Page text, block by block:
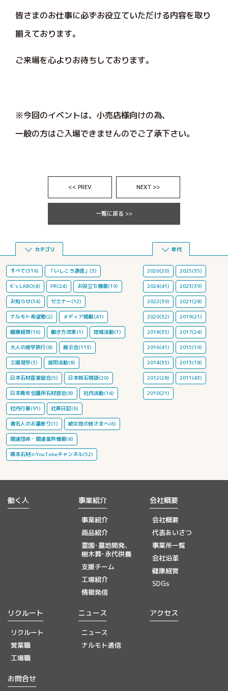
皆さまのお仕事に必ずお役立ていただける内容を取り
揃えております。
ご来場を心よりお待ちしております。
※今回のイベントは、小売店様向けの為、
一般の方はご入場できませんのでご了承下さい。
<< PREV NEXT >>
一覧に戻る >>
カテゴリ
すべて(519) 「いしころ通信」(3)
K's LABO(4) PR(24) お役立ち情報(19)
お知らせ(54) セミナー(12)
ナルモト希望塾(2) メディア掲載(41)
健康経営(16) 働き方改革(1) 地域活動(1)
大人の修学旅行(8) 展示会(113)
工場見学(3) 採用活動(8)
日本石材産業協会(5) 日本銘石物語(20)
日本青年会議所石材部会(8) 社内活動(14)
社内行事(91) 社員日記(6)
著名人のお墓参り(1) 被災地の皆さまへ(6)
関連団体・関連業界情報(8)
鳴本石材㈱YouTubeチャンネル(52)
年代
2026(20) 2025(35)
2024(41) 2023(39)
2022(39) 2021(28)
2020(32) 2019(21)
2018(35) 2017(24)
2016(41) 2015(19)
2014(35) 2013(18)
2012(28) 2011(43)
2010(21)
働く人 事業紹介
事業紹介
商品紹介
霊園･墓地開発、
樹木葬･永代供養
支援チーム
工場紹介
情報発信
会社概要
会社概要
代表あいさつ
事業所一覧
会社沿革
健康経営
SDGs
リクルート
リクルート
営業職
工場職
ニュース
ニュース
ナルモト通信
アクセス
お問合せ